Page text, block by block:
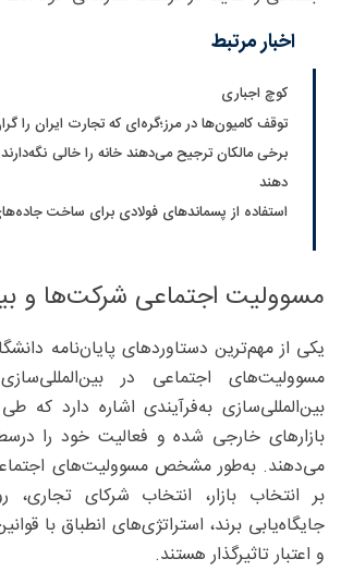
اخبار مرتبط
کوچ اجباری
توقف کامیون‌ها در مرز؛گره‌ای که تجارت ایران را
برخی مالکان ترجیح می‌دهند خانه را خالی
دهند
استفاده از پسماندهای فولادی برای ساخت
مسوولیت اجتماعی شرکت‌ها و
یکی از مهم‌ترین دستاوردهای پایان‌نامه
مسوولیت‌های اجتماعی در
بین‌المللی‌سازی به‌فرآیندی اشاره دارد که
بازارهای خارجی شده و فعالیت خود را
می‌دهند. به‌طور مشخص مسوولیت‌های
بر انتخاب بازار، انتخاب شرکای تجاری،
جایگاه‌یابی برند، استراتژی‌های انطباق با
و اعتبار تاثیرگذار هستند.